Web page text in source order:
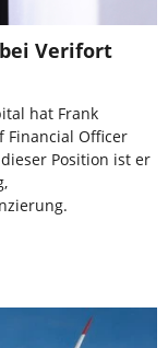
Verifort
hat Frank
Financial Officer
Position ist er